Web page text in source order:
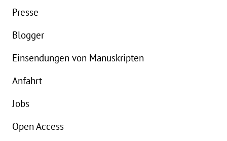
Presse
Blogger
Einsendungen von Manuskripten
Anfahrt
Jobs
Open Access